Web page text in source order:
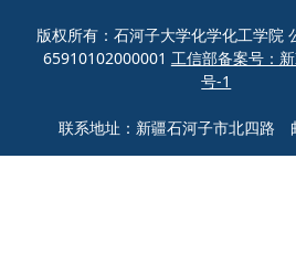
版权所有：石河子大学化学化工学院
65910102000001 工信部备案号：
号-1
联系地址：新疆石河子市北四路